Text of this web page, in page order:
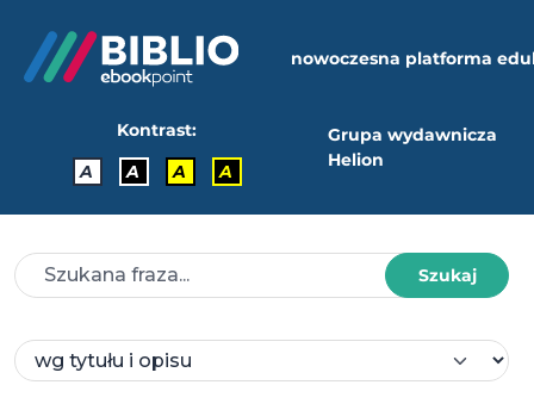
nowoczesna platforma
Kontrast:
A
A A A
Grupa wydawnicza
Helion
Szukaj